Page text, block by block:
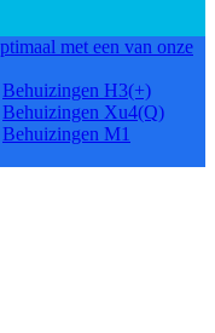
met een van onze
Behuizingen H3(+)
Behuizingen Xu4(Q)
Behuizingen M1